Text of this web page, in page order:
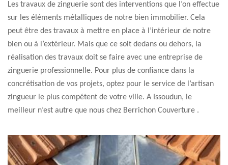
Les travaux de zinguerie sont des interventions que l’on effectue
sur les éléments métalliques de notre bien immobilier. Cela
peut être des travaux à mettre en place à l’intérieur de notre
bien ou à l’extérieur. Mais que ce soit dedans ou dehors, la
réalisation des travaux doit se faire avec une entreprise de
zinguerie professionnelle. Pour plus de confiance dans la
concrétisation de vos projets, optez pour le service de l’artisan
zingueur le plus compétent de votre ville. A Issoudun, le
meilleur n’est autre que nous chez Berrichon Couverture .